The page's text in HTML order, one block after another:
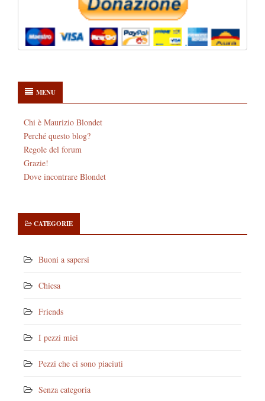
MENU
Chi è Maurizio Blondet
Perché questo blog?
Regole del forum
Grazie!
Dove incontrare Blondet
CATEGORIE
Buoni a sapersi
Chiesa
Friends
I pezzi miei
Pezzi che ci sono piaciuti
Senza categoria